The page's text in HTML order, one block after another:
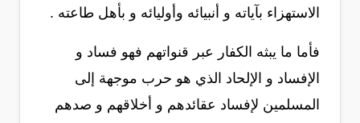
الاستهزاء بآياته و أنبيائه وأوليائه و بأهل طاعته .
فأما ما يبثه الكفار عبر قنواتهم فهو فساد و
الإفساد و الإلحاد الذي هو حرب موجهة إلى
المسلمين لإفساد عقائدهم و أخلاقهم و صدهم